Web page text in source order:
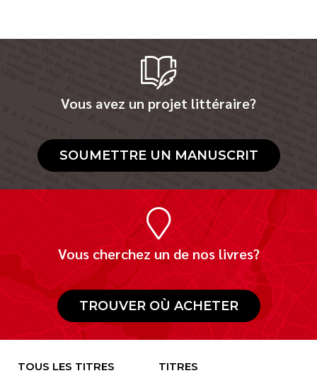
Vous avez un projet littéraire?
SOUMETTRE UN MANUSCRIT
Vous cherchez un de nos livres?
TROUVER OÙ ACHETER
TOUS LES TITRES
TITRES